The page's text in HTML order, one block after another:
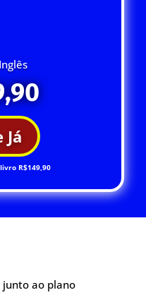
Já
R$149,90
junto ao plano